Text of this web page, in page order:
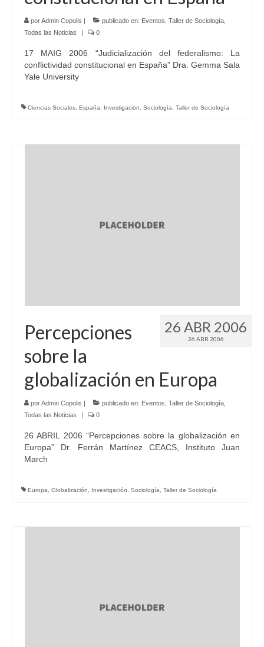
porAdmin Copolis | publicado en: Eventos Taller de Sociología
Todas las Noticias
| 0
17 MAIG 2006 “Judicialización del federalismo: La
conflictividad constitucional en España” Dra. Gemma Sala
Yale University
Ciencias Sociales España Investigación Sociología Taller de Sociología
26 ABR 2006
26 ABR 2006
Percepciones
sobre la
globalización en Europa
porAdmin Copolis | publicado en: Eventos Taller de Sociología
Todas las Noticias
| 0
26 ABRIL 2006 “Percepciones sobre la globalización en
Europa” Dr. Ferrán Martínez CEACS, Instituto Juan
March
Europa Globalización Investigación Sociología Taller de Sociología